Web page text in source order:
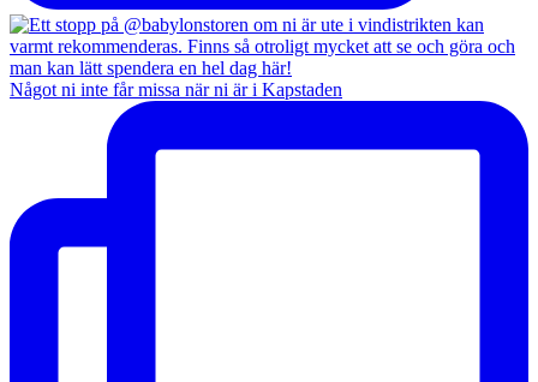
Något ni inte får missa när ni är i Kapstaden